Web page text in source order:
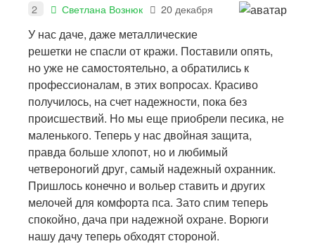
2 Светлана Вознюк 20 декабря
У нас даче, даже металлические
решетки не спасли от кражи. Поставили опять,
но уже не самостоятельно, а обратились к
профессионалам, в этих вопросах. Красиво
получилось, на счет надежности, пока без
происшествий. Но мы еще приобрели песика, не
маленького. Теперь у нас двойная защита,
правда больше хлопот, но и любимый
четвероногий друг, самый надежный охранник.
Пришлось конечно и вольер ставить и других
мелочей для комфорта пса. Зато спим теперь
спокойно, дача при надежной охране. Ворюги
нашу дачу теперь обходят стороной.